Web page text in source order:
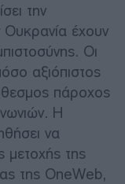
την
έχουν
Οι
αξιόπιστος
πάροχος
Η
να
μετοχής της
της OneWeb,